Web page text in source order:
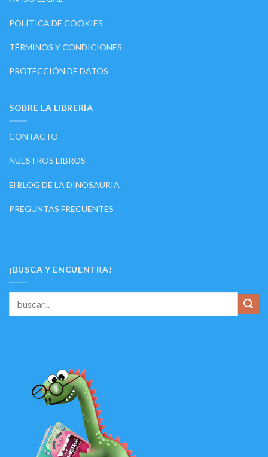
POLÍTICA DE COOKIES
TÉRMINOS Y CONDICIONES
PROTECCIÓN DE DATOS
SOBRE LA LIBRERÍA
CONTACTO
NUESTROS LIBROS
El BLOG DE LA DINOSAURIA
PREGUNTAS FRECUENTES
¡BUSCA Y ENCUENTRA!